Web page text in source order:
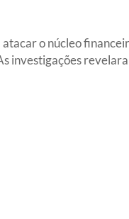
o núcleo
investigações